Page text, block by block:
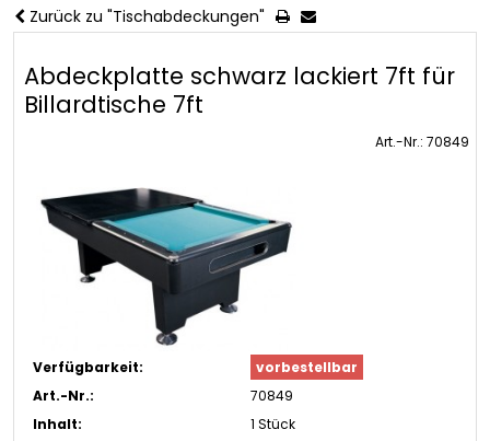
Zurück zu "Tischabdeckungen"
Abdeckplatte schwarz lackiert 7ft für
Billardtische 7ft
Art.-Nr.: 70849
Verfügbarkeit:
vorbestellbar
Art.-Nr.:
70849
Inhalt:
1 Stück